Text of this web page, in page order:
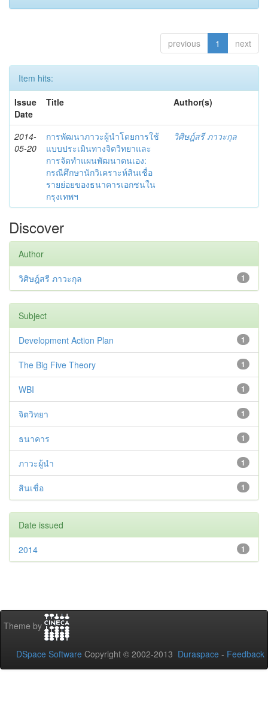
previous 1 next
Item hits:
Issue
Date
Title Author(s)
2014-
05-20
การพัฒนาภาวะผู้นำโดยการใช้
แบบประเมินทางจิตวิทยาและ
การจัดทำแผนพัฒนาตนเอง:
กรณีศึกษานักวิเคราะห์สินเชื่อ
รายย่อยของธนาคารเอกชนใน
กรุงเทพฯ
วิศิษฎ์สรี ภาวะกุล
Discover
Author
1
วิศิษฎ์สรี ภาวะกุล
Subject
1
Development Action Plan
1
The Big Five Theory
1
WBI
1
จิตวิทยา
1
ธนาคาร
1
ภาวะผู้นำ
1
สินเชื่อ
Date issued
1
2014
Theme by
DSpace Software Copyright © 2002-2013 Duraspace - Feedback